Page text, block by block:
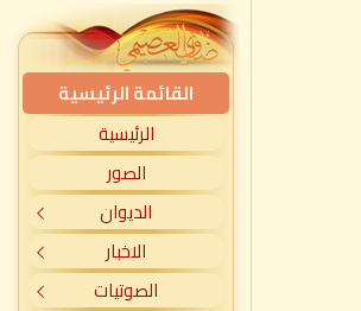
القائمة الرئيسية
الرئيسية
الصور
الديوان
الاخبار
الصوتيات